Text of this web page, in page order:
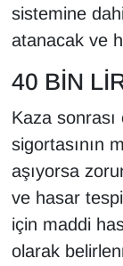
sistemine
atanacak ve
40 BİN
Kaza
sigortasının
aşıyorsa
ve hasar
için maddi
olarak